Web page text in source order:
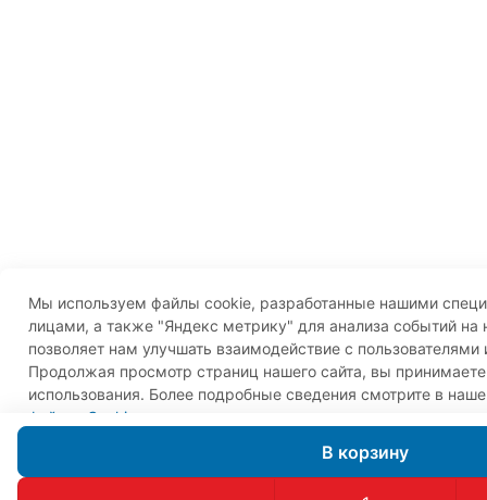
В корзину
Мы используем файлы cookie, разработанные нашими
лицами, а также "Яндекс метрику" для анализа событий на
позволяет нам улучшать взаимодействие с
Продолжая просмотр страниц нашего сайта, вы принимаете
использования. Более подробные сведения смотрите в
файлов Cookie